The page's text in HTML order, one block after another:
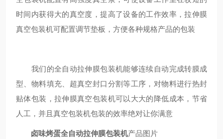
时间内获得大的真空度，提高了设备的工作效率，拉伸膜
真空包装机可配置调节垫板，方便各种规格产品的包装
我们的全自动拉伸膜包装机能够连续自动完成转膜成
型、物料填充、超真空封口分割等工序，对物料进行热封
贴体包装，拉伸膜真空包装机可以大大的降低成本，节省
人工，并且真空包装机包装的效率绝对让你满意
卤味烤蛋全自动拉伸膜包装机产品图片